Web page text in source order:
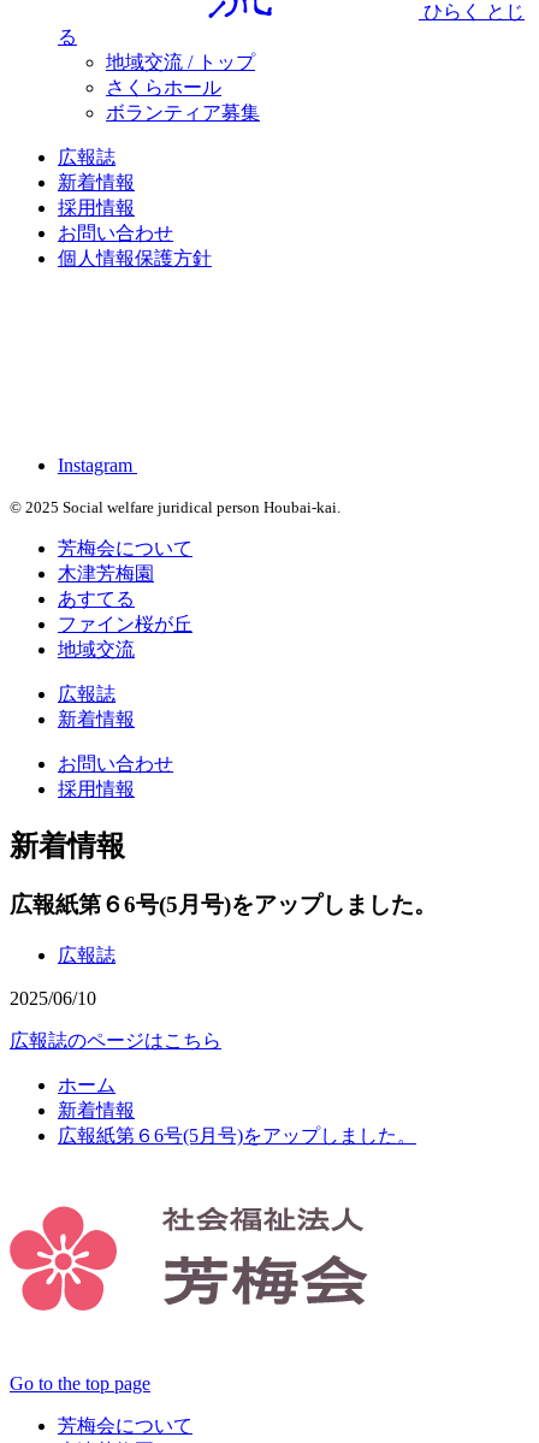
ひらく
とじ
る
地域交流 / トップ
さくらホール
ボランティア募集
広報誌
新着情報
採用情報
お問い合わせ
個人情報保護方針
Instagram
© 2025 Social welfare juridical person Houbai-kai.
芳梅会について
木津芳梅園
あすてる
ファイン桜が丘
地域交流
広報誌
新着情報
お問い合わせ
採用情報
新着情報
広報紙第６6号(5月号)をアップしました。
広報誌
2025/06/10
広報誌のページはこちら
ホーム
新着情報
広報紙第６6号(5月号)をアップしました。
Go to the top page
芳梅会について